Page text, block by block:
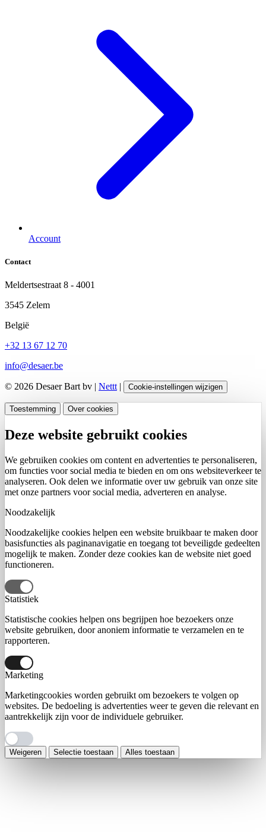
Account
Contact
Meldertsestraat 8 - 4001
3545 Zelem
België
+32 13 67 12 70
info@desaer.be
© 2026 Desaer Bart bv | Nettt | Cookie-instellingen wijzigen
Toestemming Over cookies
Deze website gebruikt cookies
We gebruiken cookies om content en advertenties te personaliseren,
om functies voor social media te bieden en om ons websiteverkeer te
analyseren. Ook delen we informatie over uw gebruik van onze site
met onze partners voor social media, adverteren en analyse.
Noodzakelijk
Noodzakelijke cookies helpen een website bruikbaar te maken door
basisfuncties als paginanavigatie en toegang tot beveiligde gedeelten
mogelijk te maken. Zonder deze cookies kan de website niet goed
functioneren.
Statistiek
Statistische cookies helpen ons begrijpen hoe bezoekers onze
website gebruiken, door anoniem informatie te verzamelen en te
rapporteren.
Marketing
Marketingcookies worden gebruikt om bezoekers te volgen op
websites. De bedoeling is advertenties weer te geven die relevant en
aantrekkelijk zijn voor de individuele gebruiker.
Weigeren Selectie toestaan Alles toestaan